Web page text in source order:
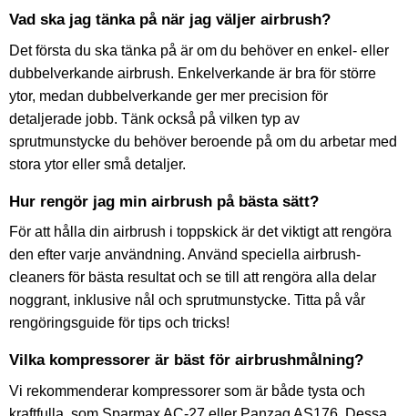
Vad ska jag tänka på när jag väljer airbrush?
Det första du ska tänka på är om du behöver en enkel- eller
dubbelverkande airbrush. Enkelverkande är bra för större
ytor, medan dubbelverkande ger mer precision för
detaljerade jobb. Tänk också på vilken typ av
sprutmunstycke du behöver beroende på om du arbetar med
stora ytor eller små detaljer.
Hur rengör jag min airbrush på bästa sätt?
För att hålla din airbrush i toppskick är det viktigt att rengöra
den efter varje användning. Använd speciella airbrush-
cleaners för bästa resultat och se till att rengöra alla delar
noggrant, inklusive nål och sprutmunstycke. Titta på vår
rengöringsguide för tips och tricks!
Vilka kompressorer är bäst för airbrushmålning?
Vi rekommenderar kompressorer som är både tysta och